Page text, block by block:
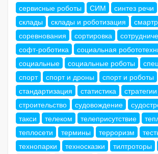
сервисные роботы
СИМ синтез речи
склады
склады и роботизация
соревнования
сортировка
софт-роботика
социальная
социальные
социальные роботы
спорт
спорт и дроны спорт и роботы
стандартизация
статистика
стратегии
строительство
судовождение
такси
телеком телеприсутствие
теплосети
термины терроризм
технопарки
техносказки тилтроторы